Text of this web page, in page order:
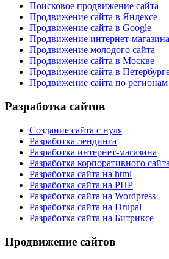
Поисковое продвижение сайта
Продвижение сайта в Яндексе
Продвижение сайта в Google
Продвижение интернет-магазина
Продвижение молодого сайта
Продвижение сайта в Москве
Продвижение сайта в
Продвижение сайта по регионам
Разработка сайтов
Создание сайта с нуля
Разработка лендинга
Разработка интернет-магазина
Разработка корпоративного сайта
Разработка сайта на html
Разработка сайта на PHP
Разработка сайта на Wordpress
Разработка сайта на Drupal
Разработка сайта на Битриксе
Продвижение сайтов